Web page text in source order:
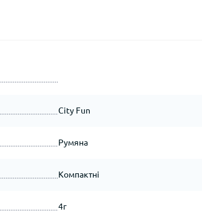
City Fun
Румяна
Компактні
4г